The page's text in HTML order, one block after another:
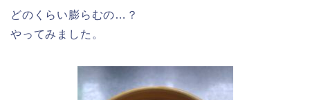
どのくらい膨らむの…？
やってみました。